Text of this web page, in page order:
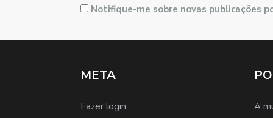
Notifique-me sobre novas publicações
META
Fazer login
A